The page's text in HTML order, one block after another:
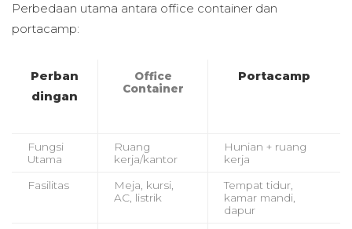
Perbedaan utama antara office container dan
portacamp:
Perban
dingan
Office
Container
Portacamp
Fungsi
Utama
Ruang
kerja/kantor
Hunian + ruang
kerja
Fasilitas
Meja, kursi,
AC, listrik
Tempat tidur,
kamar mandi,
dapur